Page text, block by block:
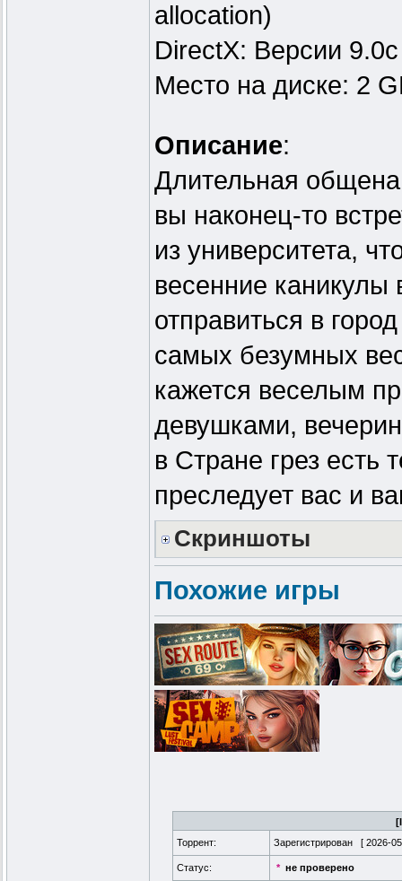
allocation)
DirectX: Версии 9.0c
Место на диске: 2
Описание:
Длительная
вы наконец-то
из университета,
весенние
отправиться в
самых безумных
кажется веселым
девушками,
в Стране грез есть
преследует вас и
Скриншоты
Похожие игры
Торрент:
Зарегистрирован [ 2026-
Статус: * не проверено